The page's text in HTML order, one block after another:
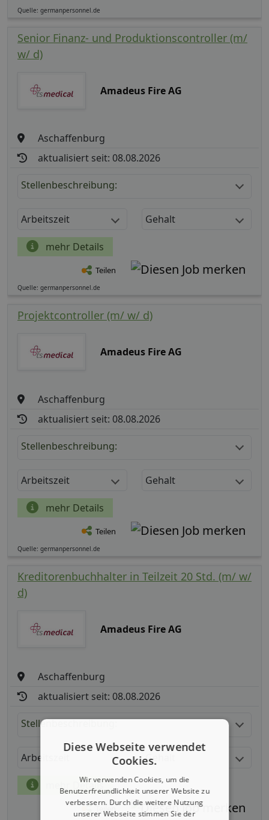
Quelle: germanpersonnel.de
Senior Finanz- und Produktionscontroller (m/
w/ d)
Amadeus Fire AG
Aschaffenburg
aktualisiert seit: 08.08.2026
Stellenbeschreibung:
Arbeitszeit Gehalt
mehr Details
Teilen
Quelle: germanpersonnel.de
Projektcontroller (m/ w/ d)
Amadeus Fire AG
Aschaffenburg
aktualisiert seit: 08.08.2026
Stellenbeschreibung:
Arbeitszeit Gehalt
mehr Details
Teilen
Quelle: germanpersonnel.de
Kreditorenbuchhalter in Teilzeit 20 Std. (m/ w/
d)
Amadeus Fire AG
Aschaffenburg
aktualisiert seit: 08.08.2026
Stellenbeschreibung:
Arbeitszeit Gehalt
mehr Details
Teilen
Diese Webseite verwendet
Cookies.
Wir verwenden Cookies, um die
Benutzerfreundlichkeit unserer Website zu
verbessern. Durch die weitere Nutzung
unserer Webseite stimmen Sie der